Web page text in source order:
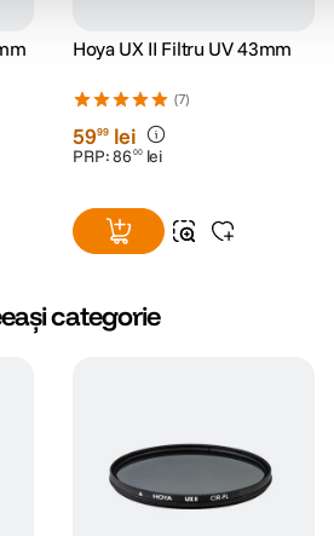
Hoya UX II Filtru UV 43mm
(7)
5999 lei
PRP:86 00 lei
categorie